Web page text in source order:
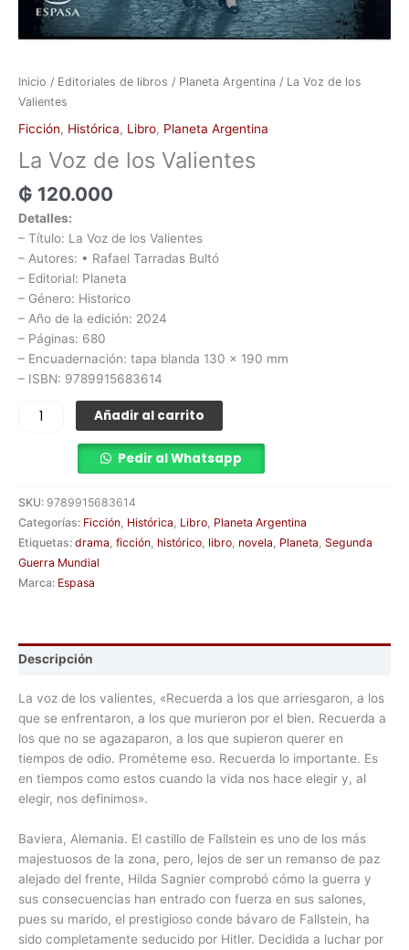
Inicio / Editoriales de libros / Planeta Argentina / La Voz de los
Valientes
Ficción, Histórica, Libro, Planeta Argentina
La Voz de los Valientes
₲ 120.000
Detalles:
– Título: La Voz de los Valientes
– Autores: • Rafael Tarradas Bultó
– Editorial: Planeta
– Género: Historico
– Año de la edición: 2024
– Páginas: 680
– Encuadernación: tapa blanda 130 x 190 mm
– ISBN: 9789915683614
Añadir al carrito
Pedir al Whatsapp
SKU: 9789915683614
Categorías: Ficción Histórica Libro Planeta Argentina
Etiquetas: drama ficción histórico libro novela Planeta Segunda
Guerra Mundial
Marca: Espasa
Descripción
La voz de los valientes, «Recuerda a los que arriesgaron, a los
que se enfrentaron, a los que murieron por el bien. Recuerda a
los que no se agazaparon, a los que supieron querer en
tiempos de odio. Prométeme eso. Recuerda lo importante. Es
en tiempos como estos cuando la vida nos hace elegir y, al
elegir, nos definimos».
Baviera, Alemania. El castillo de Fallstein es uno de los más
majestuosos de la zona, pero, lejos de ser un remanso de paz
alejado del frente, Hilda Sagnier comprobó cómo la guerra y
sus consecuencias han entrado con fuerza en sus salones,
pues su marido, el prestigioso conde bávaro de Fallstein, ha
sido completamente seducido por Hitler. Decidida a luchar por